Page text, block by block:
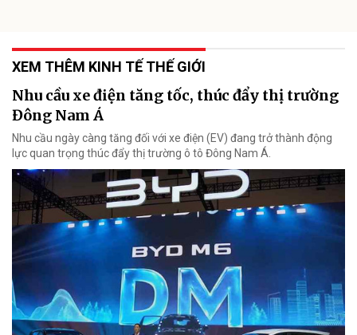
XEM THÊM KINH TẾ THẾ GIỚI
Nhu cầu xe điện tăng tốc, thúc đẩy thị trường
Đông Nam Á
Nhu cầu ngày càng tăng đối với xe điện (EV) đang trở thành động
lực quan trọng thúc đẩy thị trường ô tô Đông Nam Á.